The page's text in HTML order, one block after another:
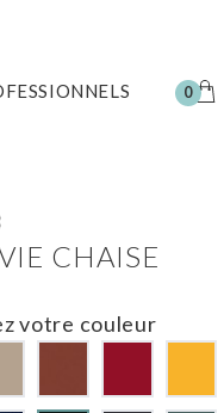
0
CHAISE
votre couleur